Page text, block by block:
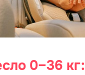
0–36 кг: